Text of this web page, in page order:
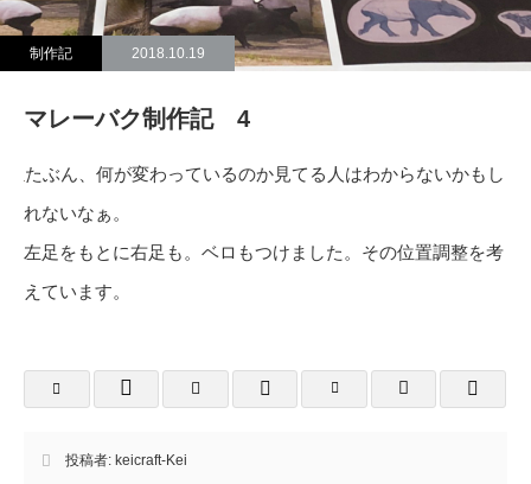
制作記 2018.10.19
マレーバク制作記 4
たぶん、何が変わっているのか見てる人はわからないかもし
れないなぁ。
左足をもとに右足も。ベロもつけました。その位置調整を考
えています。
投稿者: keicraft-Kei